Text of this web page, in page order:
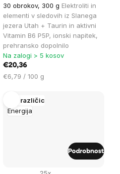
30 obrokov, 300 g Elektroliti in
elementi v sledovih iz Slanega
jezera Utah + Taurin in aktivni
Vitamin B6 P5P, ionski napitek,
prehransko dopolnilo
Na zalogi > 5 kosov
€20,36
Cena
€6,79 / 100 g
Energija
Več različic
Podrobnost